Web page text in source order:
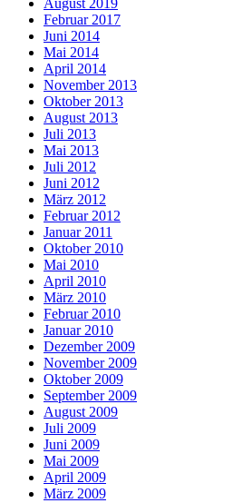
August 2019
Februar 2017
Juni 2014
Mai 2014
April 2014
November 2013
Oktober 2013
August 2013
Juli 2013
Mai 2013
Juli 2012
Juni 2012
März 2012
Februar 2012
Januar 2011
Oktober 2010
Mai 2010
April 2010
März 2010
Februar 2010
Januar 2010
Dezember 2009
November 2009
Oktober 2009
September 2009
August 2009
Juli 2009
Juni 2009
Mai 2009
April 2009
März 2009